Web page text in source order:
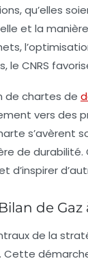
qu’elles
et la
le CNRS
de chartes de
vers des
s’avèrent
de
d’inspirer
de Gaz
de la
Cette